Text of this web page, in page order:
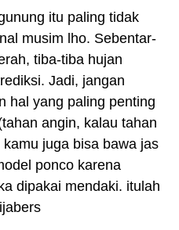
itu paling tidak
musim lho. Sebentar-
tiba-tiba hujan
Jadi, jangan
hal yang paling penting
angin, kalau tahan
juga bisa bawa jas
ponco karena
dipakai mendaki. itulah